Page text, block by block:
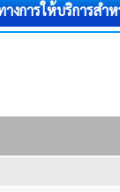
งการให้บริการสํา